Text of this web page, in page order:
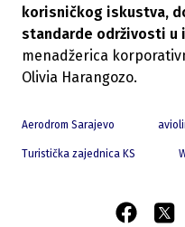
korisničkog iskustva,
standarde održivosti u
menadžerica
Olivia Harangozo.
Aerodrom Sarajevo
Turistička zajednica KS